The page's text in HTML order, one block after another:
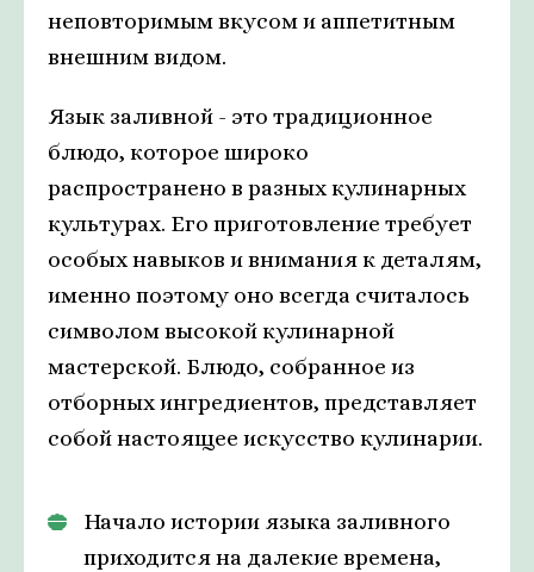
неповторимым вкусом и аппетитным
внешним видом.
Язык заливной - это традиционное
блюдо, которое широко
распространено в разных кулинарных
культурах. Его приготовление требует
особых навыков и внимания к деталям,
именно поэтому оно всегда считалось
символом высокой кулинарной
мастерской. Блюдо, собранное из
отборных ингредиентов, представляет
собой настоящее искусство кулинарии.
Начало истории языка заливного
приходится на далекие времена,